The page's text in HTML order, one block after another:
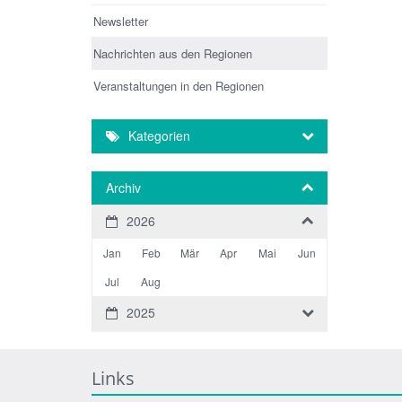
Newsletter
Nachrichten aus den Regionen
Veranstaltungen in den Regionen
Kategorien
Archiv
2026
Jan Feb Mär Apr Mai
Jun
Jul
Aug
2025
Links